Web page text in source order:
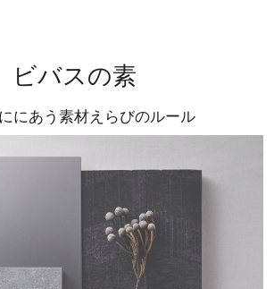
ビバスの素
にあう素材えらびのルール